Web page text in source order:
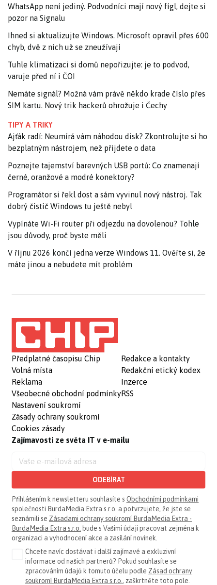
WhatsApp není jediný. Podvodníci mají nový fígl, dejte si
pozor na Signalu
Ihned si aktualizujte Windows. Microsoft opravil přes 600
chyb, dvě z nich už se zneužívají
Tuhle klimatizaci si domů nepořizujte: je to podvod,
varuje před ní i ČOI
Nemáte signál? Možná vám právě někdo krade číslo přes
SIM kartu. Nový trik hackerů ohrožuje i Čechy
TIPY A TRIKY
Ajťák radí: Neumírá vám náhodou disk? Zkontrolujte si ho
bezplatným nástrojem, než přijdete o data
Poznejte tajemství barevných USB portů: Co znamenají
černé, oranžové a modré konektory?
Programátor si řekl dost a sám vyvinul nový nástroj. Tak
dobrý čistič Windows tu ještě nebyl
Vypínáte Wi-Fi router při odjezdu na dovolenou? Tohle
jsou důvody, proč byste měli
V říjnu 2026 končí jedna verze Windows 11. Ověřte si, že
máte jinou a nebudete mít problém
Předplatné časopisu Chip
Volná místa
Reklama
Všeobecné obchodní podmínky
Nastavení soukromí
Zásady ochrany soukromí
Cookies zásady
Redakce a kontakty
Redakční etický kodex
Inzerce
RSS
Zajímavosti ze světa IT v e-mailu
ODEBÍRAT
Přihlášením k newsletteru souhlasíte s Obchodními podmínkami
společnosti BurdaMedia Extra s.r.o. a potvrzujete, že jste se
seznámili se Zásadami ochrany soukromí BurdaMedia Extra -
BurdaMedia Extra s.r.o. bude s Vašimi údaji pracovat zejména k
organizaci a vyhodnocení akce a zasílání novinek.
Chcete navíc dostávat i další zajímavé a exkluzivní
informace od našich partnerů? Pokud souhlasíte se
zpracováním údajů k tomuto účelu podle Zásad ochrany
soukromí BurdaMedia Extra s.r.o. , zaškrtněte toto pole.